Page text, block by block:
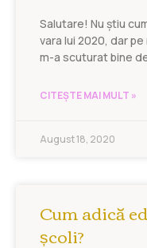
Salutare! Nu știu
vara lui 2020, dar
m-a scuturat bine
CITEȘTE MAI MULT »
August 18, 2020
Cum adică
școli?